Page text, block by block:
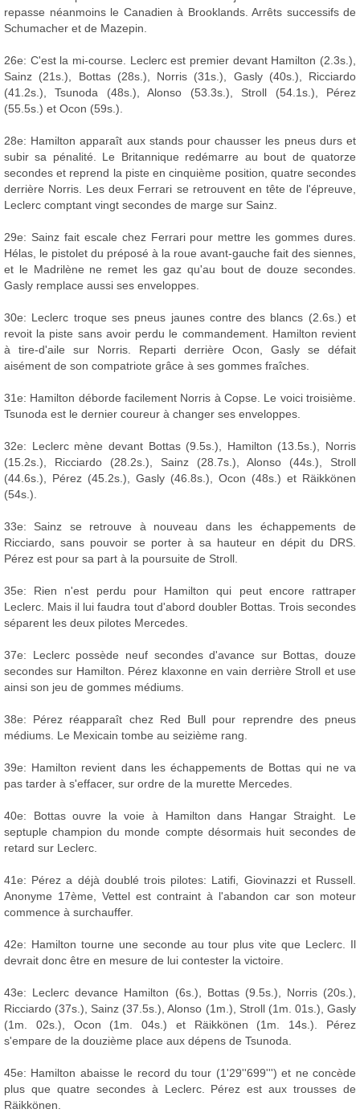
repasse néanmoins le Canadien à Brooklands. Arrêts successifs de
Schumacher et de Mazepin.
26e: C'est la mi-course. Leclerc est premier devant Hamilton (2.3s.),
Sainz (21s.), Bottas (28s.), Norris (31s.), Gasly (40s.), Ricciardo
(41.2s.), Tsunoda (48s.), Alonso (53.3s.), Stroll (54.1s.), Pérez
(55.5s.) et Ocon (59s.).
28e: Hamilton apparaît aux stands pour chausser les pneus durs et
subir sa pénalité. Le Britannique redémarre au bout de quatorze
secondes et reprend la piste en cinquième position, quatre secondes
derrière Norris. Les deux Ferrari se retrouvent en tête de l'épreuve,
Leclerc comptant vingt secondes de marge sur Sainz.
29e: Sainz fait escale chez Ferrari pour mettre les gommes dures.
Hélas, le pistolet du préposé à la roue avant-gauche fait des siennes,
et le Madrilène ne remet les gaz qu'au bout de douze secondes.
Gasly remplace aussi ses enveloppes.
30e: Leclerc troque ses pneus jaunes contre des blancs (2.6s.) et
revoit la piste sans avoir perdu le commandement. Hamilton revient
à tire-d'aile sur Norris. Reparti derrière Ocon, Gasly se défait
aisément de son compatriote grâce à ses gommes fraîches.
31e: Hamilton déborde facilement Norris à Copse. Le voici troisième.
Tsunoda est le dernier coureur à changer ses enveloppes.
32e: Leclerc mène devant Bottas (9.5s.), Hamilton (13.5s.), Norris
(15.2s.), Ricciardo (28.2s.), Sainz (28.7s.), Alonso (44s.), Stroll
(44.6s.), Pérez (45.2s.), Gasly (46.8s.), Ocon (48s.) et Räikkönen
(54s.).
33e: Sainz se retrouve à nouveau dans les échappements de
Ricciardo, sans pouvoir se porter à sa hauteur en dépit du DRS.
Pérez est pour sa part à la poursuite de Stroll.
35e: Rien n'est perdu pour Hamilton qui peut encore rattraper
Leclerc. Mais il lui faudra tout d'abord doubler Bottas. Trois secondes
séparent les deux pilotes Mercedes.
37e: Leclerc possède neuf secondes d'avance sur Bottas, douze
secondes sur Hamilton. Pérez klaxonne en vain derrière Stroll et use
ainsi son jeu de gommes médiums.
38e: Pérez réapparaît chez Red Bull pour reprendre des pneus
médiums. Le Mexicain tombe au seizième rang.
39e: Hamilton revient dans les échappements de Bottas qui ne va
pas tarder à s'effacer, sur ordre de la murette Mercedes.
40e: Bottas ouvre la voie à Hamilton dans Hangar Straight. Le
septuple champion du monde compte désormais huit secondes de
retard sur Leclerc.
41e: Pérez a déjà doublé trois pilotes: Latifi, Giovinazzi et Russell.
Anonyme 17ème, Vettel est contraint à l'abandon car son moteur
commence à surchauffer.
42e: Hamilton tourne une seconde au tour plus vite que Leclerc. Il
devrait donc être en mesure de lui contester la victoire.
43e: Leclerc devance Hamilton (6s.), Bottas (9.5s.), Norris (20s.),
Ricciardo (37s.), Sainz (37.5s.), Alonso (1m.), Stroll (1m. 01s.), Gasly
(1m. 02s.), Ocon (1m. 04s.) et Räikkönen (1m. 14s.). Pérez
s'empare de la douzième place aux dépens de Tsunoda.
45e: Hamilton abaisse le record du tour (1'29''699''') et ne concède
plus que quatre secondes à Leclerc. Pérez est aux trousses de
Räikkönen.